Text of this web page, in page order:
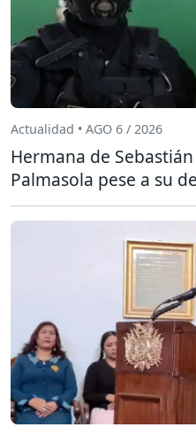
Actualidad • AGO 6 / 2026
Hermana de
Palmasola pese a su